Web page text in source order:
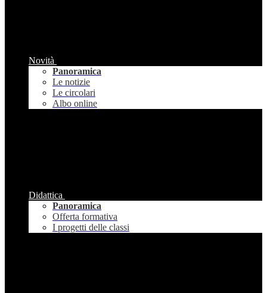
Novità
Panoramica
Le notizie
Le circolari
Albo online
Didattica
Panoramica
Offerta formativa
I progetti delle classi